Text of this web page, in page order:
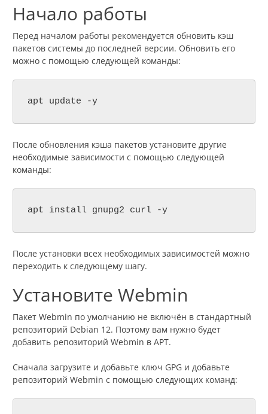
Начало работы
Перед началом работы рекомендуется обновить кэш
пакетов системы до последней версии. Обновить его
можно с помощью следующей команды:
apt update -y
После обновления кэша пакетов установите другие
необходимые зависимости с помощью следующей
команды:
apt install gnupg2 curl -y
После установки всех необходимых зависимостей можно
переходить к следующему шагу.
Установите Webmin
Пакет Webmin по умолчанию не включён в стандартный
репозиторий Debian 12. Поэтому вам нужно будет
добавить репозиторий Webmin в APT.
Сначала загрузите и добавьте ключ GPG и добавьте
репозиторий Webmin с помощью следующих команд: